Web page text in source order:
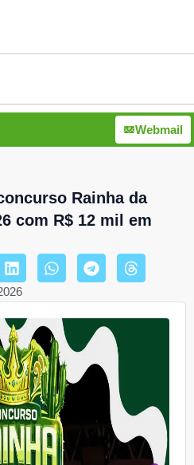
Webmail
Rainha da
com R$ 12 mil em